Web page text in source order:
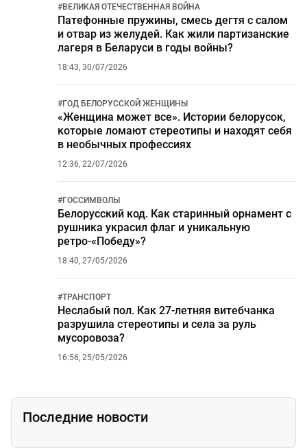
#ВЕЛИКАЯ ОТЕЧЕСТВЕННАЯ ВОЙНА
Патефонные пружины, смесь дегтя с салом
и отвар из желудей. Как жили партизанские
лагеря в Беларуси в годы войны?
18:43, 30/07/2026
#ГОД БЕЛОРУССКОЙ ЖЕНЩИНЫ
«Женщина может все». Истории белорусок,
которые ломают стереотипы и находят себя
в необычных профессиях
12:36, 22/07/2026
#ГОССИМВОЛЫ
Белорусский код. Как старинный орнамент с
рушника украсил флаг и уникальную
ретро-«Победу»?
18:40, 27/05/2026
#ТРАНСПОРТ
Неслабый пол. Как 27-летняя витебчанка
разрушила стереотипы и села за руль
мусоровоза?
16:56, 25/05/2026
Последние новости